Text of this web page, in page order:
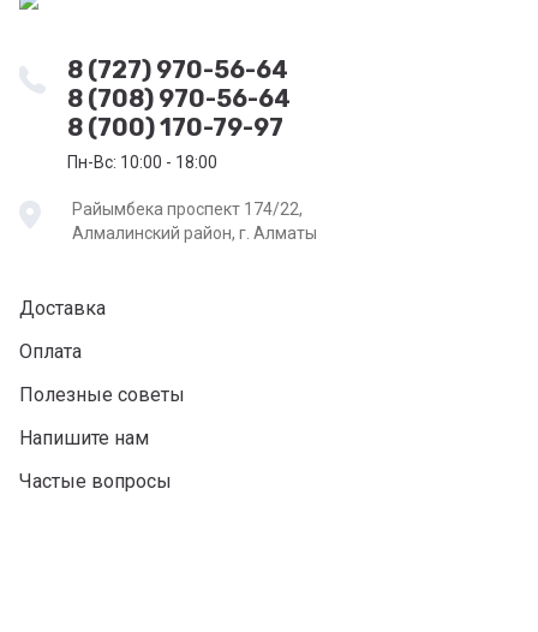
8 (727) 970-56-64
8 (708) 970-56-64
8 (700) 170-79-97
Пн-Вс: 10:00 - 18:00
Райымбека проспект 174/22,
Алмалинский район, г. Алматы
Доставка
Оплата
Полезные советы
Напишите нам
Частые вопросы